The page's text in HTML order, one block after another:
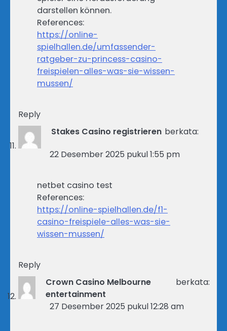
darstellen können.
References:
https://online-
spielhallen.de/umfassender-
ratgeber-zu-princess-casino-
freispielen-alles-was-sie-wissen-
mussen/
Reply
Stakes Casino registrieren berkata:
22 Desember 2025 pukul 1:55 pm
netbet casino test
References:
https://online-spielhallen.de/f1-
casino-freispiele-alles-was-sie-
wissen-mussen/
Reply
Crown Casino Melbourne
entertainment
berkata:
27 Desember 2025 pukul 12:28 am